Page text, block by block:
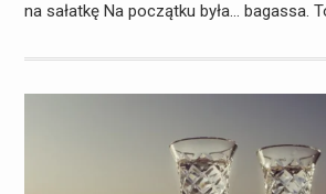
na sałatkę Na początku była… bagassa.